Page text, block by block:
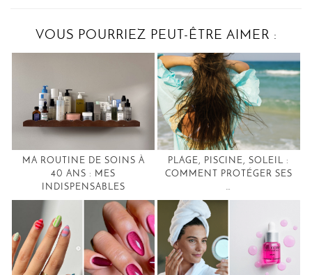
VOUS POURRIEZ PEUT-ÊTRE AIMER :
MA ROUTINE DE SOINS À
40 ANS : MES
INDISPENSABLES
PLAGE, PISCINE, SOLEIL :
COMMENT PROTÉGER SES